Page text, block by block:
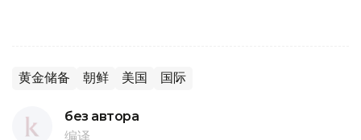
黄金储备 朝鲜 美国 国际
без автора
编译